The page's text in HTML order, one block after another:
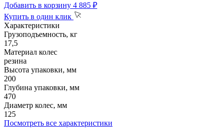
Добавить в корзину 4 885 ₽
Купить в один клик
Характеристики
Грузоподъемность, кг
17,5
Материал колес
резина
Высота упаковки, мм
200
Глубина упаковки, мм
470
Диаметр колес, мм
125
Посмотреть все характеристики